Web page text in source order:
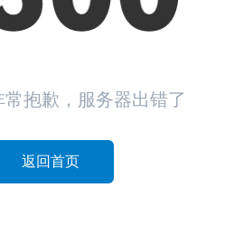
常抱歉，服务器出错了
返回首页